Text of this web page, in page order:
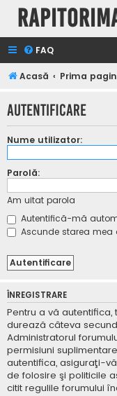
FAQ
Acasă Prima
Autentificare
Nume utilizator:
Parolă:
Am uitat parola
Autentifică-mă
Ascunde starea mea
ÎNREGISTRARE
Pentru a vă
durează câteva
Administratorul
permisiuni
autentifica, asiguraţi-
de folosire şi politicile
citit regulile forumului